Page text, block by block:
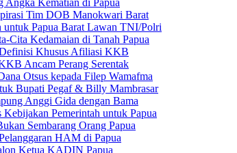
Angka Kematian di Papua
Tim DOB Manokwari Barat
Papua Barat Lawan TNI/Polri
Cita Kedamaian di Tanah Papua
Khusus Afiliasi KKB
Ancam Perang Serentak
Otsus kepada Filep Wamafma
Bupati Pegaf & Billy Mambrasar
Anggi Gida dengan Bama
Pemerintah untuk Papua
Sembarang Orang Papua
HAM di Papua
Ketua KADIN Papua